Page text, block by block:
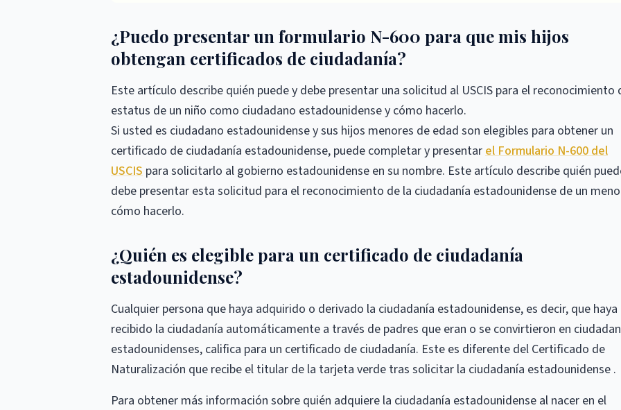
¿Puedo presentar un formulario N-600 para que mis hijos
obtengan certificados de ciudadanía?
Este artículo describe quién puede y debe presentar una solicitud al USCIS para el reconocimiento
estatus de un niño como ciudadano estadounidense y cómo hacerlo.
Si usted es ciudadano estadounidense y sus hijos menores de edad son elegibles para obtener un
certificado de ciudadanía estadounidense, puede completar y presentar el Formulario N-600 del
USCIS para solicitarlo al gobierno estadounidense en su nombre. Este artículo describe quién
debe presentar esta solicitud para el reconocimiento de la ciudadanía estadounidense de un
cómo hacerlo.
¿Quién es elegible para un certificado de ciudadanía
estadounidense?
Cualquier persona que haya adquirido o derivado la ciudadanía estadounidense, es decir, que haya
recibido la ciudadanía automáticamente a través de padres que eran o se convirtieron en
estadounidenses, califica para un certificado de ciudadanía. Este es diferente del Certificado de
Naturalización que recibe el titular de la tarjeta verde tras solicitar la ciudadanía estadounidense .
Para obtener más información sobre quién adquiere la ciudadanía estadounidense al nacer en el